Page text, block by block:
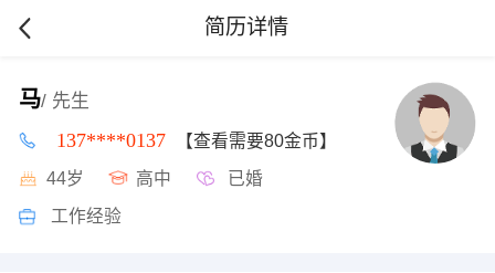
简历详情
马/ 先生
137****0137 【查看需要80金币】
44岁 高中 已婚
工作经验